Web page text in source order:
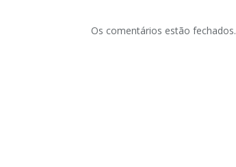
Os comentários estão fechados.